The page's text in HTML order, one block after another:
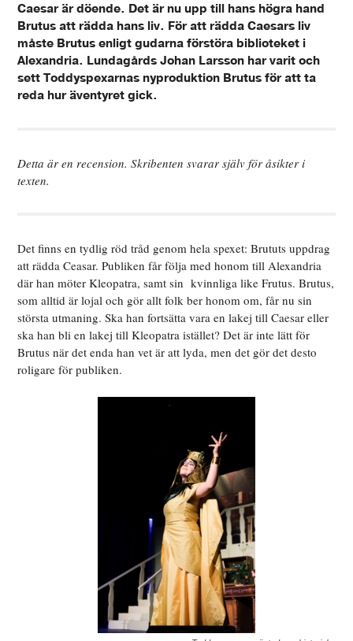
Caesar är döende. Det är nu upp till hans högra hand
Brutus att rädda hans liv. För att rädda Caesars liv
måste Brutus enligt gudarna förstöra biblioteket i
Alexandria. Lundagårds Johan Larsson har varit och
sett Toddyspexarnas nyproduktion Brutus för att ta
reda hur äventyret gick.
Detta är en recension. Skribenten svarar själv för åsikter i
texten.
Det finns en tydlig röd tråd genom hela spexet: Brututs uppdrag
att rädda Ceasar. Publiken får följa med honom till Alexandria
där han möter Kleopatra, samt sin kvinnliga like Frutus. Brutus,
som alltid är lojal och gör allt folk ber honom om, får nu sin
största utmaning. Ska han fortsätta vara en lakej till Caesar eller
ska han bli en lakej till Kleopatra istället? Det är inte lätt för
Brutus när det enda han vet är att lyda, men det gör det desto
roligare för publiken.